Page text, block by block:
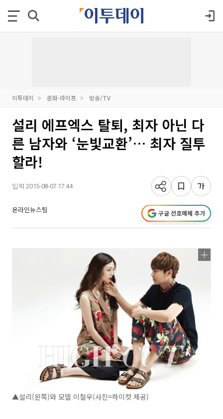
이투데이 문화·라이프 방송/TV
설리 에프엑스 탈퇴, 최자 아닌 다
른 남자와 ‘눈빛교환’… 최자 질투
할라!
입력 2015-08-07 17:44
온라인뉴스팀 구글 선호매체 추가
▲설리(왼쪽)와 모델 이철우(사진=하이컷 제공)